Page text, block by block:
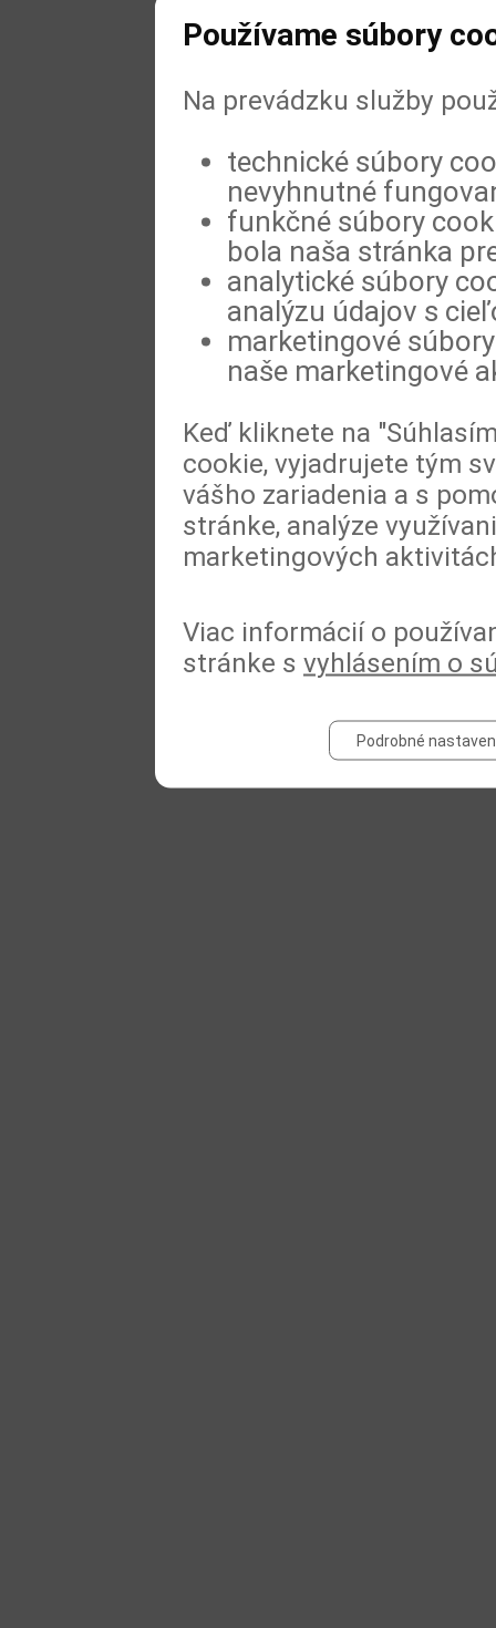
Používame súbory
Na prevádzku služby
technické súbory
nevyhnutné
funkčné súbory
bola naša stránka
analytické súbory
analýzu údajov s
marketingové
naše marketingové
Keď kliknete na
cookie, vyjadrujete tým
vášho zariadenia a s
stránke, analýze
marketingových
Viac informácií o
stránke s vyhlásením o
Podrobné